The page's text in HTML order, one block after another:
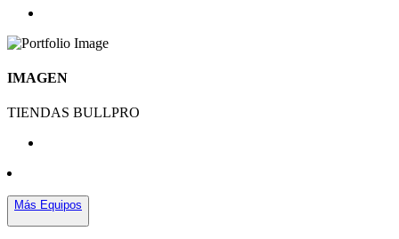
IMAGEN
TIENDAS BULLPRO
Más Equipos